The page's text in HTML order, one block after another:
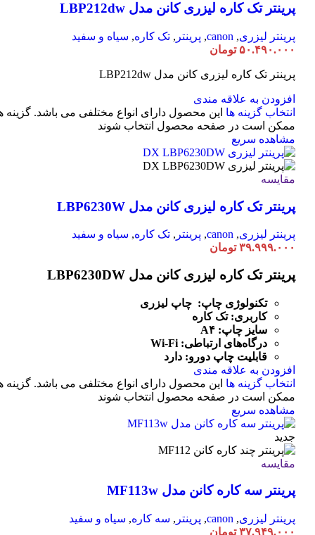
پرینتر تک کاره لیزری کانن مدل LBP212dw
پرینتر لیزری,
canon
, پرینتر , تک کاره, سیاه و سفید
۵۰.۴۹۰.۰۰۰ تومان
پرینتر تک کاره لیزری کانن مدل LBP212dw
افزودن به علاقه مندی
انتخاب گزینه ها این محصول دارای انواع مختلفی می باشد. گزینه
ممکن است در صفحه محصول انتخاب شوند
مشاهده سریع
مقایسه
پرینتر تک کاره لیزری کانن مدل LBP6230W
پرینتر لیزری,
canon
, پرینتر , تک کاره, سیاه و سفید
۳۹.۹۹۹.۰۰۰ تومان
پرینتر تک کاره لیزری کانن مدل LBP6230DW
تکنولوژی چاپ: چاپ لیزری
کاربری: تک کاره
سایز چاپ: A۴
درگاه‌های ارتباطی:
Wi-Fi
قابلیت چاپ دورو: دارد
افزودن به علاقه مندی
انتخاب گزینه ها این محصول دارای انواع مختلفی می باشد. گزینه
ممکن است در صفحه محصول انتخاب شوند
مشاهده سریع
جدید
مقایسه
پرینتر سه کاره کانن مدل MF113w
پرینتر لیزری,
canon
, پرینتر , سه کاره, سیاه و سفید
۳۷.۹۴۹.۰۰۰ تومان